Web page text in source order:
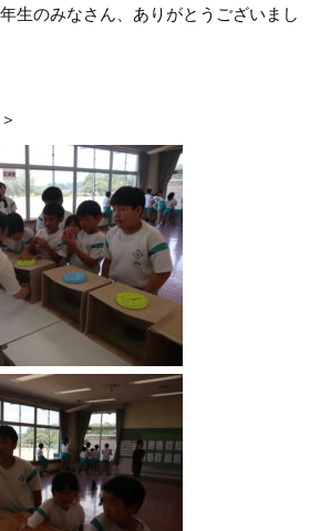
生のみなさん、ありがとうございまし